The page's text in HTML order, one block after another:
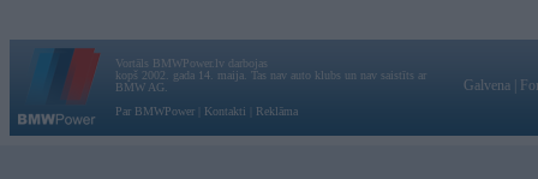
Vortāls BMWPower.lv darbojas
kopš 2002. gada 14. maija. Tas nav auto klubs un nav saistīts ar
BMW AG.
Par BMWPower
Kontakti Reklāma
Galvena